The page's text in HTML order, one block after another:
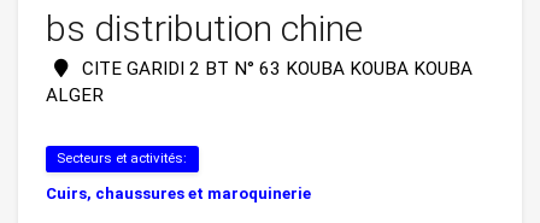
bs distribution chine
CITE GARIDI 2 BT N° 63 KOUBA KOUBA KOUBA
ALGER
Secteurs et activités:
Cuirs, chaussures et maroquinerie